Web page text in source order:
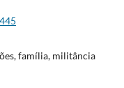
família, militância